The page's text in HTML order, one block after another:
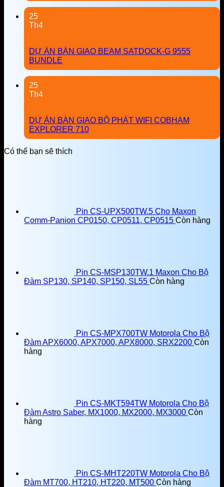
25
Th4
DỰ ÁN BÀN GIAO BEAM SATDOCK-G 9555
BUNDLE
25
Th4
DỰ ÁN BÀN GIAO BỘ PHÁT WIFI COBHAM
EXPLORER 710
Có thể bạn sẽ thích
Pin CS-UPX500TW.5 Cho Maxon
Comm-Panion CP0150, CP0511, CP0515 Còn hàng
Pin CS-MSP130TW.1 Maxon Cho Bộ
Đàm SP130, SP140, SP150, SL55 Còn hàng
Pin CS-MPX700TW Motorola Cho Bộ
Đàm APX6000, APX7000, APX8000, SRX2200 Còn
hàng
Pin CS-MKT594TW Motorola Cho Bộ
Đàm Astro Saber, MX1000, MX2000, MX3000 Còn
hàng
Pin CS-MHT220TW Motorola Cho Bộ
Đàm MT700, HT210, HT220, MT500 Còn hàng